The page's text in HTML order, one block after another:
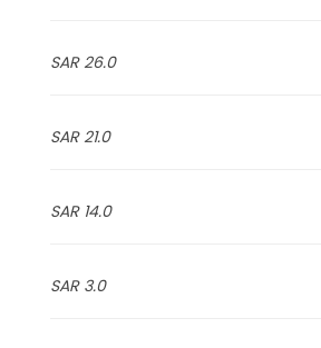
26.0 SAR
21.0 SAR
14.0 SAR
3.0 SAR